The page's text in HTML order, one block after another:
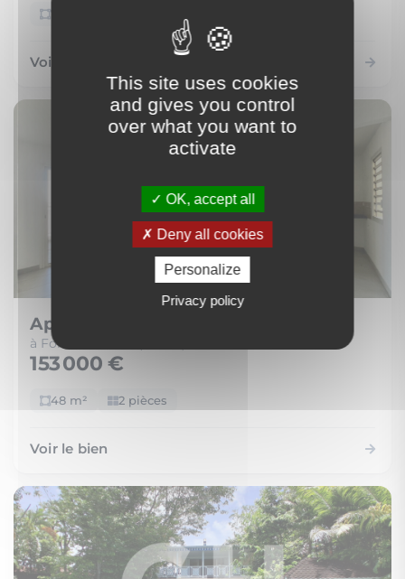
Voir le bien
Appartement
à Fort-de-France (97200)
153 000 €
48 m² 2 pièces
Voir le bien
This site uses cookies
and gives you control
over what you want to
activate
OK, accept all
Deny all cookies
Personalize
Privacy policy